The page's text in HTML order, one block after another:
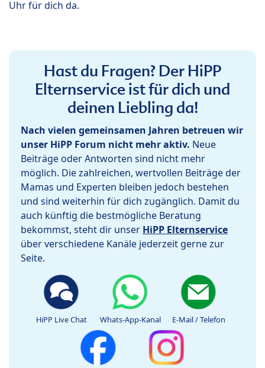
Uhr für dich da.
Hast du Fragen? Der HiPP
Elternservice ist für dich und
deinen Liebling da!
Nach vielen gemeinsamen Jahren betreuen wir
unser HiPP Forum nicht mehr aktiv. Neue
Beiträge oder Antworten sind nicht mehr
möglich. Die zahlreichen, wertvollen Beiträge der
Mamas und Experten bleiben jedoch bestehen
und sind weiterhin für dich zugänglich. Damit du
auch künftig die bestmögliche Beratung
bekommst, steht dir unser HiPP Elternservice
über verschiedene Kanäle jederzeit gerne zur
Seite.
HiPP Live Chat Whats-App-Kanal E-Mail / Telefon